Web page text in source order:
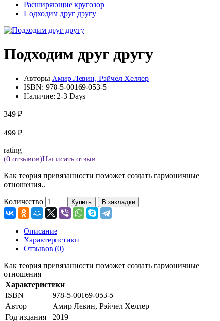
Расширяющие кругозор
Подходим друг другу
Подходим друг другу
Авторы Амир Левин, Рэйчел Хеллер
ISBN: 978-5-00169-053-5
Наличие: 2-3 Days
349 ₽
499 ₽
rating
(0 отзывов)Написать отзыв
Как теория привязанности поможет создать гармоничные
отношения..
Количество Купить В закладки
Описание
Характеристики
Отзывов (0)
Как теория привязанности поможет создать гармоничные
отношения
Характеристики
ISBN
978-5-00169-053-5
Автор
Амир Левин, Рэйчел Хеллер
Год издания
2019